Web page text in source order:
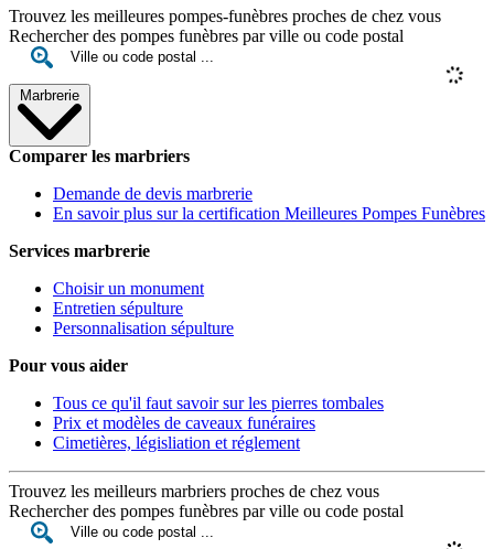
Trouvez les meilleures pompes-funèbres proches de chez vous
Rechercher des pompes funèbres par ville ou code postal
Marbrerie
Comparer les marbriers
Demande de devis marbrerie
En savoir plus sur la certification Meilleures Pompes Funèbres
Services marbrerie
Choisir un monument
Entretien sépulture
Personnalisation sépulture
Pour vous aider
Tous ce qu'il faut savoir sur les pierres tombales
Prix et modèles de caveaux funéraires
Cimetières, législiation et réglement
Trouvez les meilleurs marbriers proches de chez vous
Rechercher des pompes funèbres par ville ou code postal